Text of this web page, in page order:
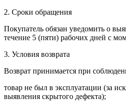
2. Сроки обращения
Покупатель обязан уведомить о
течение 5 (пяти) рабочих дней с
3. Условия возврата
Возврат принимается при
товар не был в эксплуатации (за
выявления скрытого дефекта);